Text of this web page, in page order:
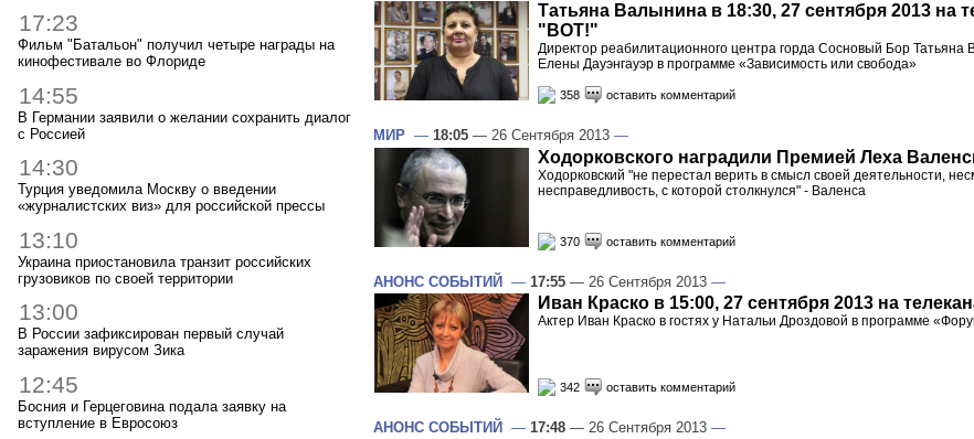
17:23
Фильм "Батальон" получил четыре награды на
кинофестивале во Флориде
14:55
В Германии заявили о желании сохранить диалог
с Россией
14:30
Турция уведомила Москву о введении
«журналистских виз» для российской прессы
13:10
Украина приостановила транзит российских
грузовиков по своей территории
13:00
В России зафиксирован первый случай
заражения вирусом Зика
12:45
Босния и Герцеговина подала заявку на
вступление в Евросоюз
Татьяна Валынина в 18:30, 27 сентября 2013 на
"ВОТ!"
Директор реабилитационного центра горда Сосновый Бор Татьяна
Елены Дауэнгауэр в программе «Зависимость или свобода»
358 оставить комментарий
МИР — 18:05 — 26 Сентября 2013 —
Ходорковского наградили Премией Леха
Ходорковский "не перестал верить в смысл своей деятельности,
несправедливость, с которой столкнулся" - Валенса
370 оставить комментарий
АНОНС СОБЫТИЙ — 17:55 — 26 Сентября 2013 —
Иван Краско в 15:00, 27 сентября 2013 на
Актер Иван Краско в гостях у Натальи Дроздовой в программе
342 оставить комментарий
АНОНС СОБЫТИЙ — 17:48 — 26 Сентября 2013 —